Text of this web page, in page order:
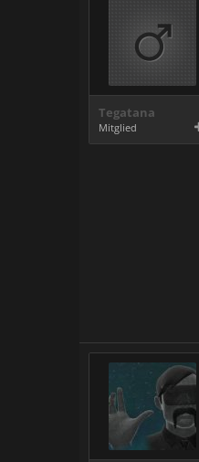
Tegatana
Mitglied